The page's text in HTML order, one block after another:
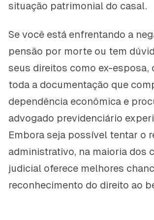
situação patrimonial do casal.
Se você está enfrentando a
pensão por morte ou tem
seus direitos como ex-esposa,
toda a documentação que
dependência econômica e
advogado previdenciário
Embora seja possível tentar o
administrativo, na maioria dos
judicial oferece melhores
reconhecimento do direito ao